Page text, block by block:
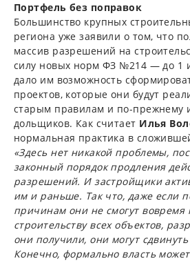
Портфель без поправок
Большинство крупных
региона уже заявили о том, что
массив разрешений на
силу новых норм ФЗ №214 — до 1
дало им возможность
проектов, которые они будут
старым правилам и по-прежнему
дольщиков. Как считает Илья
нормальная практика в
«Здесь нет никакой проблемы,
законный порядок продления
разрешений. И застройщики
им и раньше. Так что, даже если
причинам они не смогут вовремя
строительству всех объектов,
они получили, они могут
Конечно, формально власть может